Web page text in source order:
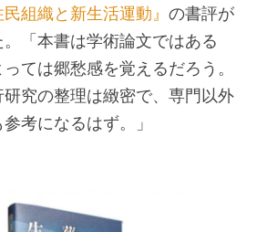
組織と新生活運動』の書評が
。「本書は学術論文ではある
ては郷愁感を覚えるだろう。
研究の整理は緻密で、専門以外
考になるはず。
」